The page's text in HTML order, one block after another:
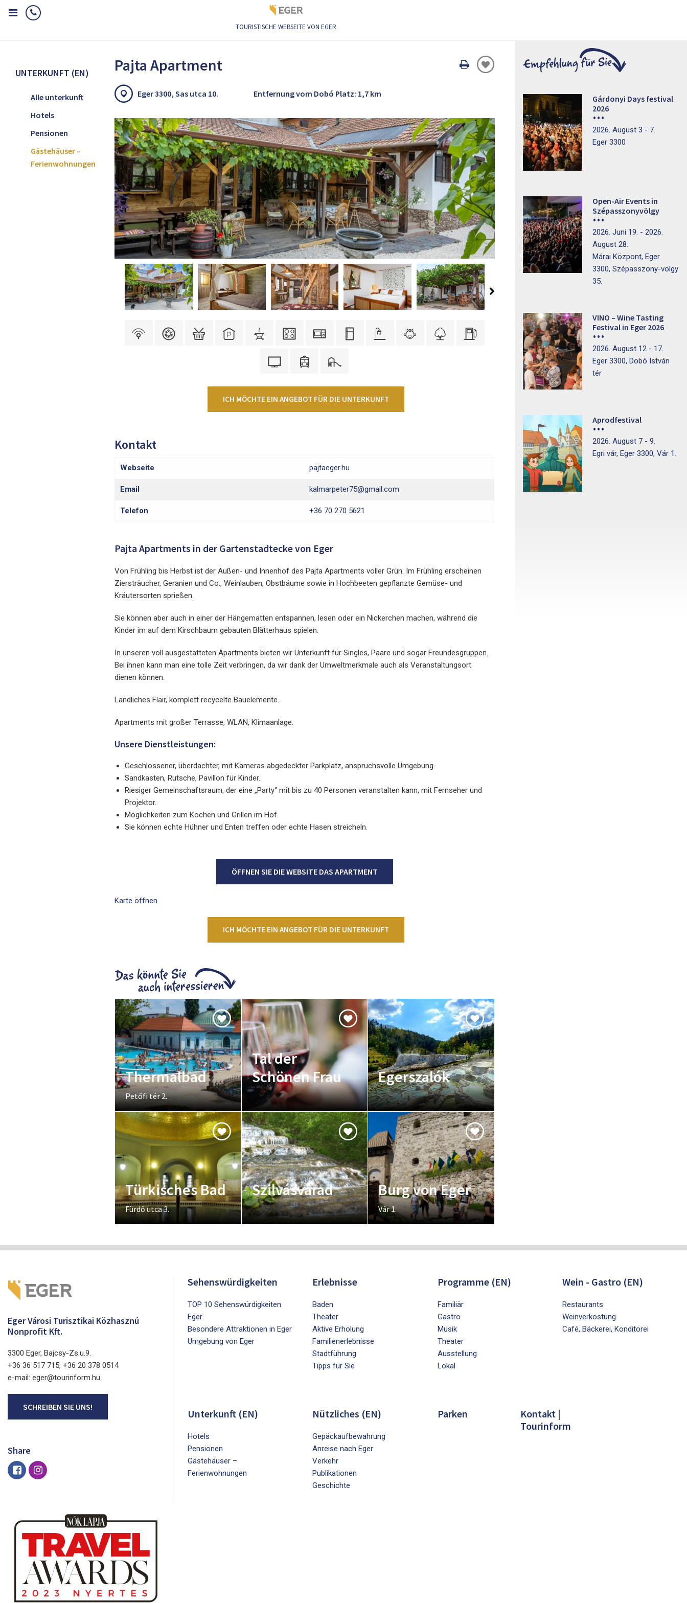
TOURISTISCHE WEBSEITE VON EGER
UNTERKUNFT (EN)
Alle unterkunft
Hotels
Pensionen
Gästehäuser –
Ferienwohnungen
Pajta Apartment
Oldal
Eger 3300, Sas utca 10. Entfernung vom Dobó Platz: 1,7 km
ICH MÖCHTE EIN ANGEBOT FÜR DIE UNTERKUNFT
Kontakt
Webseite pajtaeger.hu
Email kalmarpeter75@gmail.com
Telefon +36 70 270 5621
Pajta Apartments in der Gartenstadtecke von Eger
Von Frühling bis Herbst ist der Außen- und Innenhof des Pajta Apartments voller Grün. Im Frühling erscheinen
Ziersträucher, Geranien und Co., Weinlauben, Obstbäume sowie in Hochbeeten gepflanzte Gemüse- und
Kräutersorten sprießen.
Sie können aber auch in einer der Hängematten entspannen, lesen oder ein Nickerchen machen, während die
Kinder im auf dem Kirschbaum gebauten Blätterhaus spielen.
In unseren voll ausgestatteten Apartments bieten wir Unterkunft für Singles, Paare und sogar Freundesgruppen.
Bei ihnen kann man eine tolle Zeit verbringen, da wir dank der Umweltmerkmale auch als Veranstaltungsort
dienen können.
Ländliches Flair, komplett recycelte Bauelemente.
Apartments mit großer Terrasse, WLAN, Klimaanlage.
Unsere Dienstleistungen:
Geschlossener, überdachter, mit Kameras abgedeckter Parkplatz, anspruchsvolle Umgebung.
Sandkasten, Rutsche, Pavillon für Kinder.
Riesiger Gemeinschaftsraum, der eine „Party“ mit bis zu 40 Personen veranstalten kann, mit Fernseher und
Projektor.
Möglichkeiten zum Kochen und Grillen im Hof.
Sie können echte Hühner und Enten treffen oder echte Hasen streicheln.
ÖFFNEN SIE DIE WEBSITE DAS APARTMENT
Karte öffnen
ICH MÖCHTE EIN ANGEBOT FÜR DIE UNTERKUNFT
Thermalbad
Petőfi tér 2.
Tal der
Schönen Frau
Egerszalók
Türkisches Bad
Fürdő utca 3.
Szilvásvárad Burg von Eger
Vár 1.
Gárdonyi Days festival
2026
2026. August 3 - 7.
Eger 3300
Open-Air Events in
Szépasszonyvölgy
2026. Juni 19. - 2026.
August 28.
Márai Központ, Eger
3300, Szépasszony-völgy
35.
VINO – Wine Tasting
Festival in Eger 2026
2026. August 12 - 17.
Eger 3300, Dobó István
tér
Aprodfestival
2026. August 7 - 9.
Egri vár, Eger 3300, Vár 1.
Eger Városi Turisztikai Közhasznú
Nonprofit Kft.
3300 Eger, Bajcsy-Zs.u.9.
+36 36 517 715, +36 20 378 0514
e-mail: eger@tourinform.hu
SCHREIBEN SIE UNS!
Share
Sehenswürdigkeiten
TOP 10 Sehenswürdigkeiten
Eger
Besondere Attraktionen in Eger
Umgebung von Eger
Erlebnisse
Baden
Theater
Aktive Erholung
Familienerlebnisse
Stadtführung
Tipps für Sie
Programme (EN)
Familiär
Gastro
Musik
Theater
Ausstellung
Lokal
Wein - Gastro (EN)
Restaurants
Weinverkostung
Café, Bäckerei, Konditorei
Unterkunft (EN)
Hotels
Pensionen
Gästehäuser –
Ferienwohnungen
Nützliches (EN)
Gepäckaufbewahrung
Anreise nach Eger
Verkehr
Publikationen
Geschichte
Parken
Kontakt |
Tourinform